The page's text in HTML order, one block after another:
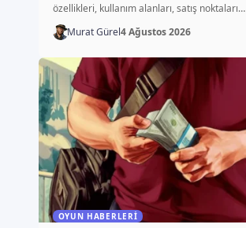
özellikleri, kullanım alanları, satış noktaları…
Murat Gürel4 Ağustos 2026
OYUN HABERLERI